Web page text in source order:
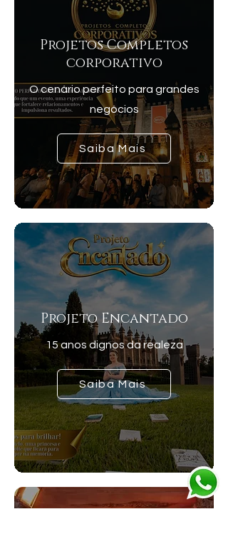
Projetos Completos
corporativo
O cenário perfeito para grandes
negócios
Saiba Mais
Projeto Encantado
15 anos dignos da realeza
Saiba Mais